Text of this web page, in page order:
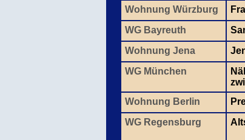
Wohnung Würzburg
WG Bayreuth
Wohnung Jena
WG München
Wohnung Berlin
WG Regensburg